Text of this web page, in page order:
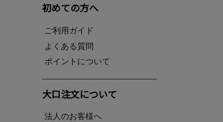
初めての方へ
ご利用ガイド
よくある質問
ポイントについて
大口注文について
法人のお客様へ